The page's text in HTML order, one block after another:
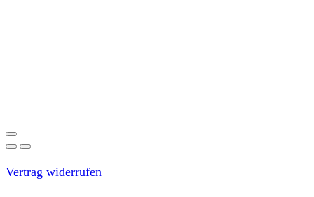
Vertrag widerrufen